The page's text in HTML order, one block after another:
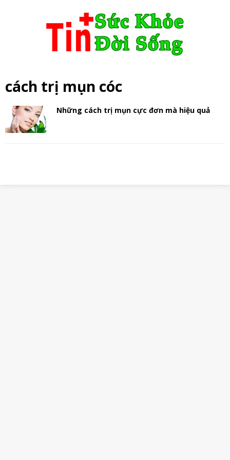
cách trị mụn cóc
Những cách trị mụn cực đơn mà hiệu quả